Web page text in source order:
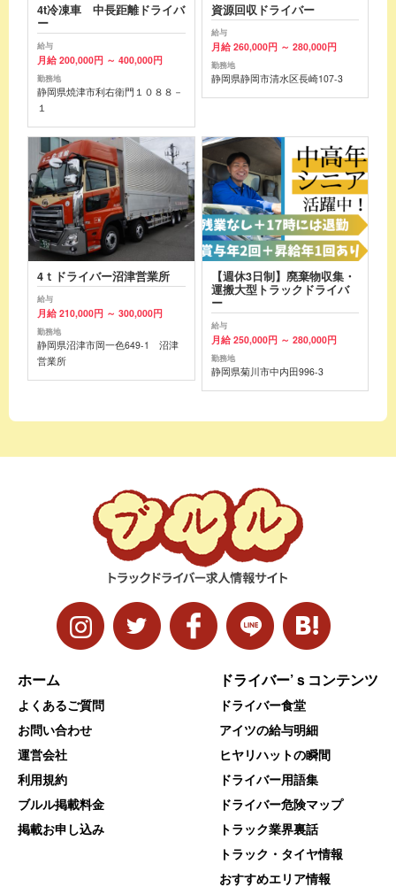
4t冷凍車 中長距離ドライバ
ー
給与
月給 200,000円 ～ 400,000円
勤務地
静岡県焼津市利右衛門１０８８－
１
資源回収ドライバー
給与
月給 260,000円 ～ 280,000円
勤務地
静岡県静岡市清水区長崎107-3
4ｔドライバー沼津営業所
給与
月給 210,000円 ～ 300,000円
勤務地
静岡県沼津市岡一色649-1 沼津
営業所
【週休3日制】廃棄物収集・
運搬大型トラックドライバ
ー
給与
月給 250,000円 ～ 280,000円
勤務地
静岡県菊川市中内田996-3
ホーム
よくあるご質問
お問い合わせ
運営会社
利用規約
ブルル掲載料金
掲載お申し込み
ドライバー’ｓコンテンツ
ドライバー食堂
アイツの給与明細
ヒヤリハットの瞬間
ドライバー用語集
ドライバー危険マップ
トラック業界裏話
トラック・タイヤ情報
おすすめエリア情報